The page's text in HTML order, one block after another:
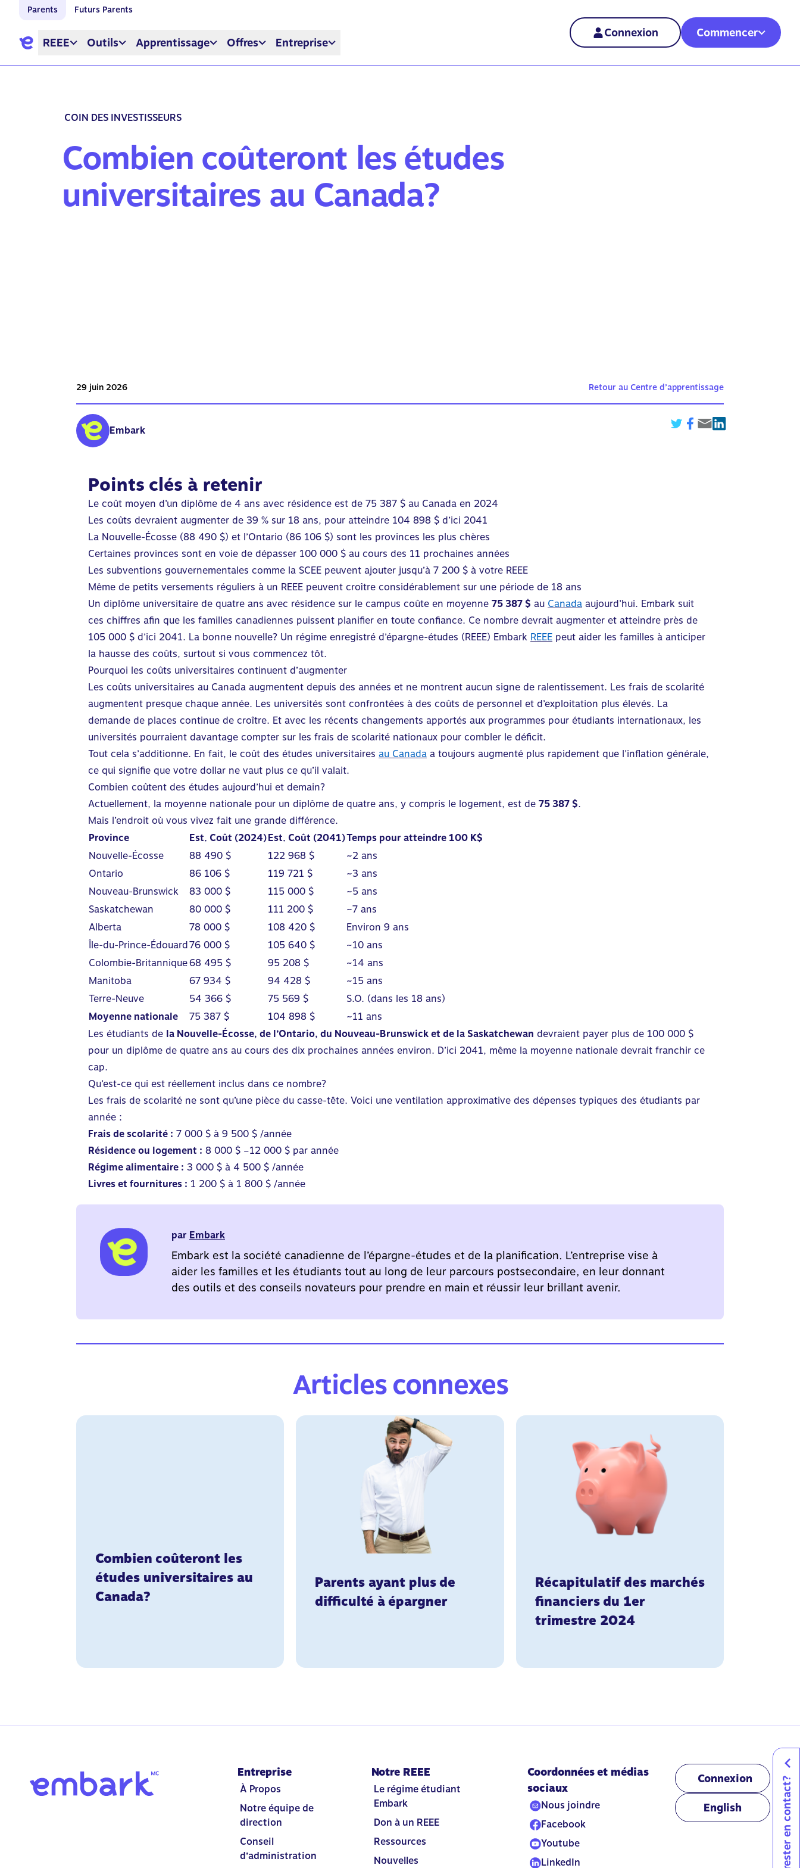
Parents Futurs Parents
REEE Outils Apprentissage Offres Entreprise
Connexion Commencer
COIN DES INVESTISSEURS
Combien coûteront les études
universitaires au Canada?
29 juin 2026 Retour au Centre d’apprentissage
Embark
Points clés à retenir
Le coût moyen d’un diplôme de 4 ans avec résidence est de 75 387 $ au Canada en 2024
Les coûts devraient augmenter de 39 % sur 18 ans, pour atteindre 104 898 $ d’ici 2041
La Nouvelle-Écosse (88 490 $) et l’Ontario (86 106 $) sont les provinces les plus chères
Certaines provinces sont en voie de dépasser 100 000 $ au cours des 11 prochaines années
Les subventions gouvernementales comme la SCEE peuvent ajouter jusqu’à 7 200 $ à votre REEE
Même de petits versements réguliers à un REEE peuvent croître considérablement sur une période de 18 ans
Un diplôme universitaire de quatre ans avec résidence sur le campus coûte en moyenne 75 387 $ au Canada aujourd’hui. Embark suit
ces chiffres afin que les familles canadiennes puissent planifier en toute confiance. Ce nombre devrait augmenter et atteindre près de
105 000 $ d’ici 2041. La bonne nouvelle? Un régime enregistré d’épargne-études (REEE) Embark REEE peut aider les familles à anticiper
la hausse des coûts, surtout si vous commencez tôt.
Pourquoi les coûts universitaires continuent d’augmenter
Les coûts universitaires au Canada augmentent depuis des années et ne montrent aucun signe de ralentissement. Les frais de scolarité
augmentent presque chaque année. Les universités sont confrontées à des coûts de personnel et d’exploitation plus élevés. La
demande de places continue de croître. Et avec les récents changements apportés aux programmes pour étudiants internationaux, les
universités pourraient davantage compter sur les frais de scolarité nationaux pour combler le déficit.
Tout cela s’additionne. En fait, le coût des études universitaires au Canada a toujours augmenté plus rapidement que l’inflation générale,
ce qui signifie que votre dollar ne vaut plus ce qu’il valait.
Combien coûtent des études aujourd’hui et demain?
Actuellement, la moyenne nationale pour un diplôme de quatre ans, y compris le logement, est de 75 387 $.
Mais l’endroit où vous vivez fait une grande différence.
Province
Est. Coût (2024)Est. Coût (2041)Temps pour atteindre 100 K$
Nouvelle-Écosse
88 490 $ 122 968 $
~2 ans
Ontario
86 106 $ 119 721 $
~3 ans
Nouveau-Brunswick
83 000 $ 115 000 $
~5 ans
Saskatchewan
80 000 $ 111 200 $
~7 ans
Alberta
78 000 $ 108 420 $
Environ 9 ans
Île-du-Prince-Édouard76 000 $ 105 640 $
~10 ans
Colombie-Britannique68 495 $ 95 208 $
~14 ans
Manitoba
67 934 $ 94 428 $
~15 ans
Terre-Neuve
54 366 $ 75 569 $
S.O. (dans les 18 ans)
Moyenne nationale
75 387 $ 104 898 $
~11 ans
Les étudiants de la Nouvelle-Écosse, de l’Ontario, du Nouveau-Brunswick et de la Saskatchewan devraient payer plus de 100 000 $
pour un diplôme de quatre ans au cours des dix prochaines années environ. D’ici 2041, même la moyenne nationale devrait franchir ce
cap.
Qu’est-ce qui est réellement inclus dans ce nombre?
Les frais de scolarité ne sont qu’une pièce du casse-tête. Voici une ventilation approximative des dépenses typiques des étudiants par
année :
Frais de scolarité : 7 000 $ à 9 500 $ /année
Résidence ou logement : 8 000 $ –12 000 $ par année
Régime alimentaire : 3 000 $ à 4 500 $ /année
Livres et fournitures : 1 200 $ à 1 800 $ /année
par Embark
Embark est la société canadienne de l’épargne-études et de la planification. L’entreprise vise à
aider les familles et les étudiants tout au long de leur parcours postsecondaire, en leur donnant
des outils et des conseils novateurs pour prendre en main et réussir leur brillant avenir.
Articles connexes
Combien coûteront les
études universitaires au
Canada?
Parents ayant plus de
difficulté à épargner
Récapitulatif des marchés
financiers du 1er
trimestre 2024
Entreprise
À Propos
Notre équipe de
direction
Conseil
d’administration
Notre REEE
Le régime étudiant
Embark
Don à un REEE
Ressources
Nouvelles
Coordonnées et médias
sociaux
Nous joindre
Facebook
Youtube
LinkedIn
Connexion
English